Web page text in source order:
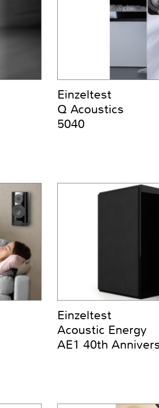
Einzeltest
Q Acoustics
5040
Einzeltest
Acoustic Energy
AE1 40th